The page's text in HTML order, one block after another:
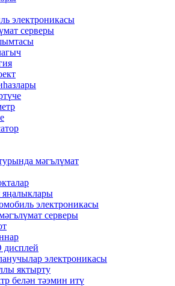
электроникасы
серверы
мәгълүмат
электроникасы
серверы
дисплей
электроникасы
яктырту
белән тәэмин итү